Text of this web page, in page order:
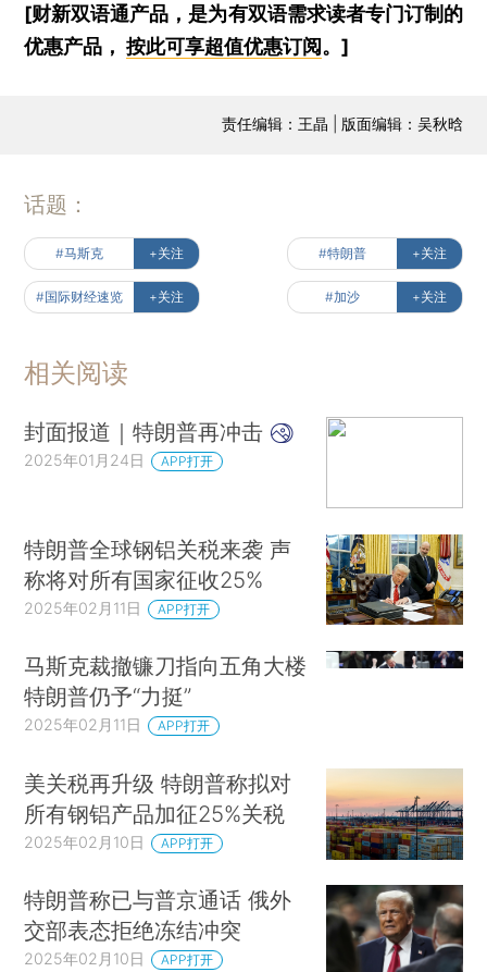
[财新双语通产品，是为有双语需求读者专门订制的
优惠产品，按此可享超值优惠订阅。]
责任编辑：王晶 | 版面编辑：吴秋晗
话题：
#马斯克 +关注 #特朗普 +关注
#国际财经速览 +关注 #加沙 +关注
相关阅读
封面报道｜特朗普再冲击
2025年01月24日 APP打开
特朗普全球钢铝关税来袭 声
称将对所有国家征收25%
2025年02月11日 APP打开
马斯克裁撤镰刀指向五角大楼
特朗普仍予“力挺”
2025年02月11日 APP打开
美关税再升级 特朗普称拟对
所有钢铝产品加征25%关税
2025年02月10日 APP打开
特朗普称已与普京通话 俄外
交部表态拒绝冻结冲突
2025年02月10日 APP打开